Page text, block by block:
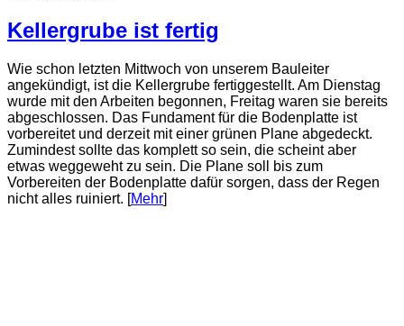
Kellergrube ist fertig
Wie schon letzten Mittwoch von unserem Bauleiter
angekündigt, ist die Kellergrube fertiggestellt. Am Dienstag
wurde mit den Arbeiten begonnen, Freitag waren sie bereits
abgeschlossen. Das Fundament für die Bodenplatte ist
vorbereitet und derzeit mit einer grünen Plane abgedeckt.
Zumindest sollte das komplett so sein, die scheint aber
etwas weggeweht zu sein. Die Plane soll bis zum
Vorbereiten der Bodenplatte dafür sorgen, dass der Regen
nicht alles ruiniert. [Mehr]